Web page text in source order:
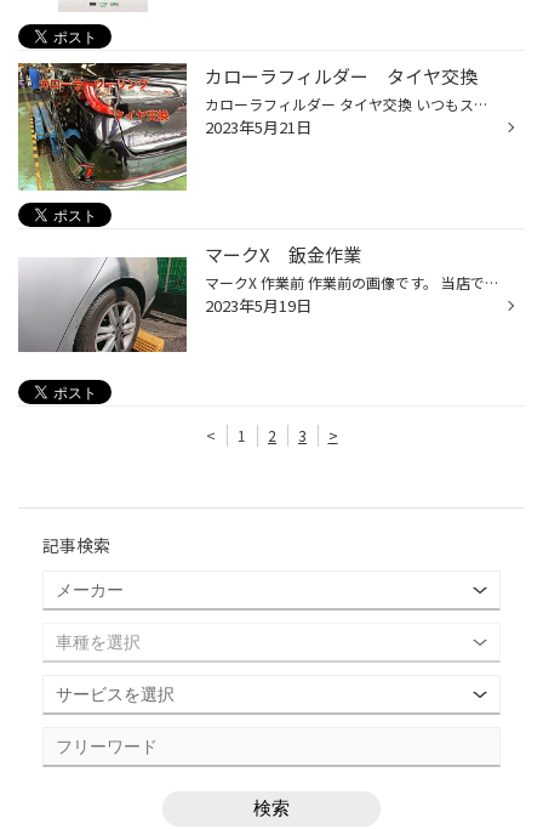
カローラフィルダー タイヤ交換
カローラフィルダー タイヤ交換 いつもスタッドレスタイヤ交換で ご利用頂いているお客様のお車です。 通勤で使用の為、 年間２万KM走行します。 春履き替え時に、あと５千KMぐらいで タイヤの点検をして残溝の状態 によって交換になるかもと ご案内と次のタイヤのご提案しました。 お客様はスタッ...
2023年5月21日
マークX 鈑金作業
マークX 作業前 作業前の画像です。 当店で一番修理依頼が多い 箇所です。 左リアドアから 左リアタイヤ周辺の 修理が鈑金工場でも多いそうです。 巻き込み等や見えない範囲です 皆様も気を付けてください。 修理後 「どこを直したか分らないね。」 とお客様のお褒めの言葉 これからもよろしくお願...
2023年5月19日
< 1 2 3 >
記事検索